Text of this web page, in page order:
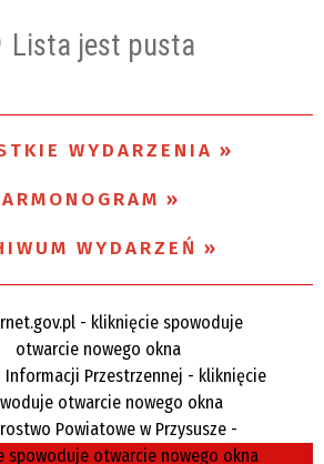
Lista jest pusta
WYDARZENIA
WYDARZEŃ